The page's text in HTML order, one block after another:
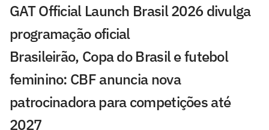
GAT Official Launch Brasil 2026 divulga
programação oficial
Brasileirão, Copa do Brasil e futebol
feminino: CBF anuncia nova
patrocinadora para competições até
2027